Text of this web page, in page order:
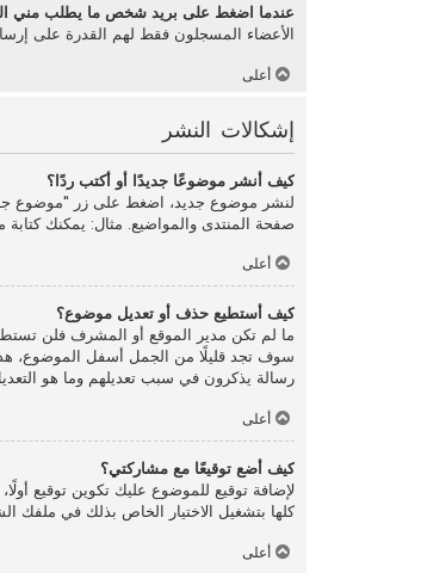
عندما اضغط على بريد شخص ما يطلب مني
الأعضاء المسجلون فقط لهم القدرة على
أعلى
إشكالات النشر
كيف أنشر موضوعًا جديدًا أو أكتب ردًا؟
لنشر موضوع جديد، اضغط على زر "موضوع
صفحة المنتدى والمواضيع. مثال: يمكنك
أعلى
كيف أستطيع حذف أو تعديل موضوع؟
ما لم تكن مدير الموقع أو المشرف فلن
سوف تجد قليلًا من الجمل أسفل الموضوع،
رسالة يذكرون في سبب تعديلهم وما هو
أعلى
كيف أضع توقيعًا مع مشاركتي؟
لإضافة توقيع للموضوع عليك تكوين توقيع
كلها بتشغيل الاختيار الخاص بذلك في
أعلى